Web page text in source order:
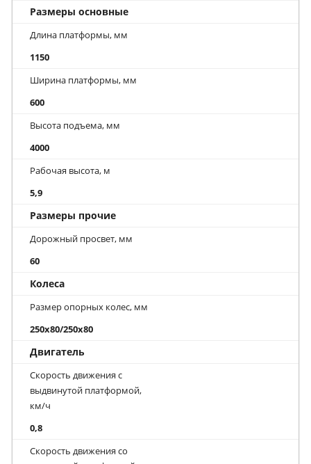
Размеры основные
Длина платформы, мм
1150
Ширина платформы, мм
600
Высота подъема, мм
4000
Рабочая высота, м
5,9
Размеры прочие
Дорожный просвет, мм
60
Колеса
Размер опорных колес, мм
250x80/250x80
Двигатель
Скорость движения с
выдвинутой платформой,
км/ч
0,8
Скорость движения со